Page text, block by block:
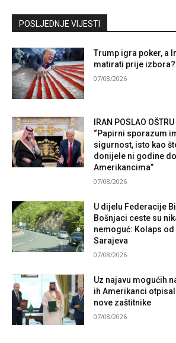
Kontaktirajte nas
POSLJEDNJE VIJESTI
Trump igra poker, a
matirati prije izbora?
07/08/2026
IRAN POSLAO
“Papirni sporazum
sigurnost, isto kao
donijele ni godine
Amerikancima”
07/08/2026
U dijelu Federacije
Bošnjaci ceste su
nemoguć: Kolaps
Sarajeva
07/08/2026
Uz najavu mogućih
ih Amerikanci
nove zaštitnike
07/08/2026